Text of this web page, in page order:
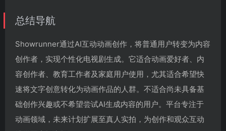
总结导航
Showrunner通过AI互动动画创作，将普通用户转变为内容
创作者，实现个性化电视剧生成。它适合动画爱好者、内
容创作者、教育工作者及家庭用户使用，尤其适合希望快
速将文字创意转化为动画作品的人群。不适合尚未具备基
础创作兴趣或不希望尝试AI生成内容的用户。平台专注于
动画领域，未来计划扩展至真人实拍，为创作和观众互动